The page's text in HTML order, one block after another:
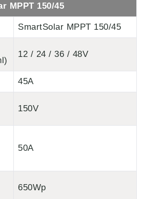
MPPT 150/45
SmartSolar MPPT 150/45
12 / 24 / 36 / 48V
45A
150V
50A
650Wp